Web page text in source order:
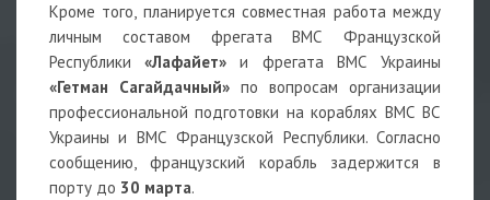
Кроме того, планируется совместная работа между
личным составом фрегата ВМС Французской
Республики«Лафайет» и фрегата ВМС Украины
«Гетман Сагайдачный» по вопросам организации
профессиональной подготовки на кораблях ВМС ВС
Украины и ВМС Французской Республики. Согласно
сообщению, французский корабль задержится в
порту до 30 марта.